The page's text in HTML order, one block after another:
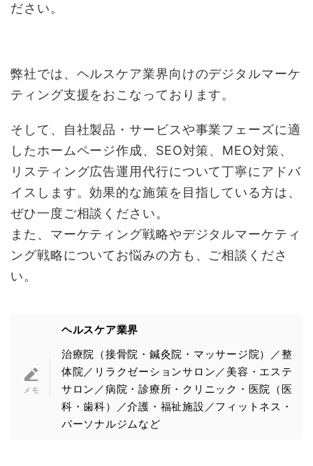
ださい。
弊社では、ヘルスケア業界向けのデジタルマーケ
ティング支援をおこなっております。
そして、自社製品・サービスや事業フェーズに適
したホームページ作成、SEO対策、MEO対策、
リスティング広告運用代行について丁寧にアドバ
イスします。効果的な施策を目指している方は、
ぜひ一度ご相談ください。
また、マーケティング戦略やデジタルマーケティ
ング戦略についてお悩みの方も、ご相談くださ
い。
ヘルスケア業界
治療院（接骨院・鍼灸院・マッサージ院）／整
体院／リラクゼーションサロン／美容・エステ
サロン／病院・診療所・クリニック・医院（医
科・歯科）／介護・福祉施設／フィットネス・
パーソナルジムなど